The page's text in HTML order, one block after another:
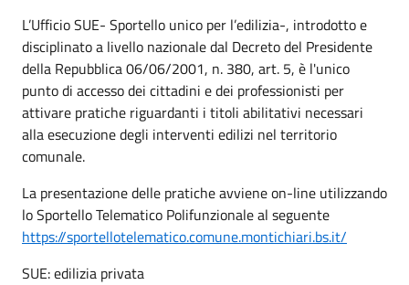
L’Ufficio SUE- Sportello unico per l’edilizia-, introdotto e
disciplinato a livello nazionale dal Decreto del Presidente
della Repubblica 06/06/2001, n. 380, art. 5, è l'unico
punto di accesso dei cittadini e dei professionisti per
attivare pratiche riguardanti i titoli abilitativi necessari
alla esecuzione degli interventi edilizi nel territorio
comunale.
La presentazione delle pratiche avviene on-line utilizzando
lo Sportello Telematico Polifunzionale al seguente
https://sportellotelematico.comune.montichiari.bs.it/
SUE: edilizia privata